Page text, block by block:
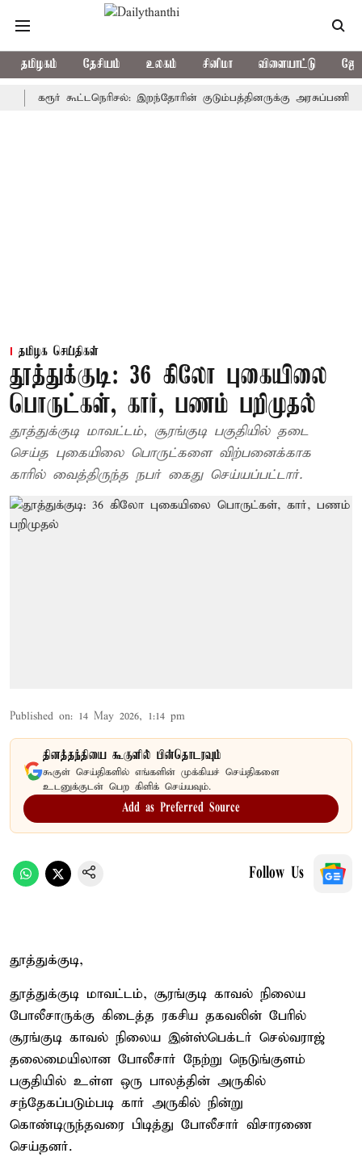
தமிழகம் தேசியம் உலகம் சினிமா விளையாட்டு
கரூர் கூட்டநெரிசல்: இறந்தோரின் குடும்பத்தினருக்கு அரசுப்பணி
தமிழக செய்திகள்
தூத்துக்குடி: 36 கிலோ புகையிலை
பொருட்கள், கார், பணம் பறிமுதல்
தூத்துக்குடி மாவட்டம், சூரங்குடி பகுதியில் தடை
செய்த புகையிலை பொருட்களை விற்பனைக்காக
காரில் வைத்திருந்த நபர் கைது செய்யப்பட்டார்.
Published on: 14 May 2026, 1:14 pm
தினத்தந்தியை கூகுளில் பின்தொடரவும்
கூகுள் செய்திகளில் எங்களின் முக்கியச் செய்திகளை
உடனுக்குடன் பெற கிளிக் செய்யவும்.
Add as Preferred Source
Follow Us
தூத்துக்குடி,
தூத்துக்குடி மாவட்டம், சூரங்குடி காவல் நிலைய
போலீசாருக்கு கிடைத்த ரகசிய தகவலின் பேரில்
சூரங்குடி காவல் நிலைய இன்ஸ்பெக்டர் செல்வராஜ்
தலைமையிலான போலீசார் நேற்று நெடுங்குளம்
பகுதியில் உள்ள ஒரு பாலத்தின் அருகில்
சந்தேகப்படும்படி கார் அருகில் நின்று
கொண்டிருந்தவரை பிடித்து போலீசார் விசாரணை
செய்தனர்.